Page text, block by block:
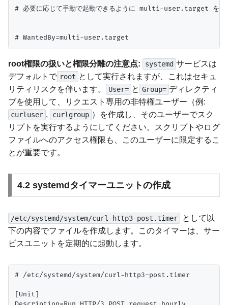
# 必要に応じて手動で起動できるように multi-user.target を指
root権限の扱いと権限分離の注意点: systemd サービスは
デフォルトで root として実行されますが、これはセキュ
リティリスクを伴います。
User= と Group= ディレクティ
ブを使用して、リクエスト専用の非特権ユーザー（例:
curluser , curlgroup ）を作成し、そのユーザーでスク
リプトを実行するようにしてください。スクリプトやログ
ファイルへのアクセス権限も、このユーザーに限定するこ
とが重要です。
4.2 systemdタイマーユニットの作成
/etc/systemd/system/curl-http3-post.timer
として以
下の内容でファイルを作成します。このタイマーは、サー
ビスユニットを定期的に起動します。
# /etc/systemd/system/curl-http3-post.timer
[Unit]